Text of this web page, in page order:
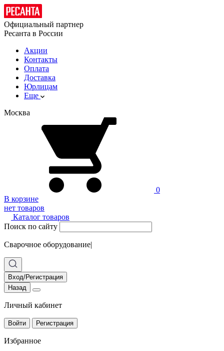
Официальный партнер
Ресанта в России
Акции
Контакты
Оплата
Доставка
Юрлицам
Еще
Москва
0
В корзине
нет товаров
Каталог товаров
Поиск по сайту
Сварочное оборудование|
Вход/Регистрация
Назад
Личный кабинет
Войти Регистрация
Избранное